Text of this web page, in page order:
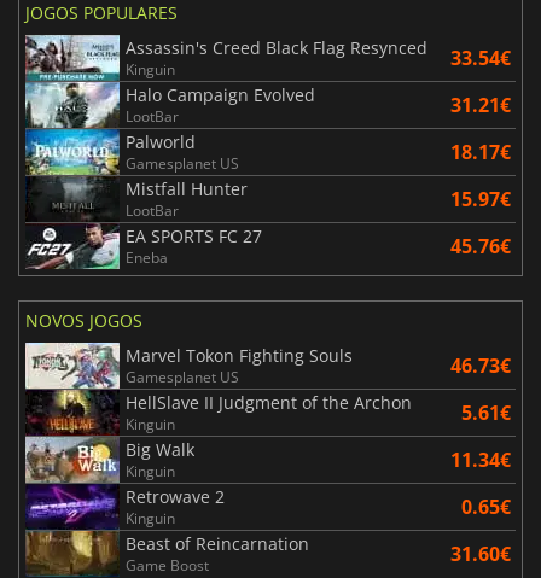
JOGOS POPULARES
Assassin's Creed Black Flag Resynced
Kinguin 33.54€
Halo Campaign Evolved
LootBar 31.21€
Palworld
Gamesplanet US 18.17€
Mistfall Hunter
LootBar 15.97€
EA SPORTS FC 27
Eneba 45.76€
NOVOS JOGOS
Marvel Tokon Fighting Souls
Gamesplanet US 46.73€
HellSlave II Judgment of the Archon
Kinguin 5.61€
Big Walk
Kinguin 11.34€
Retrowave 2
Kinguin 0.65€
Beast of Reincarnation
Game Boost 31.60€